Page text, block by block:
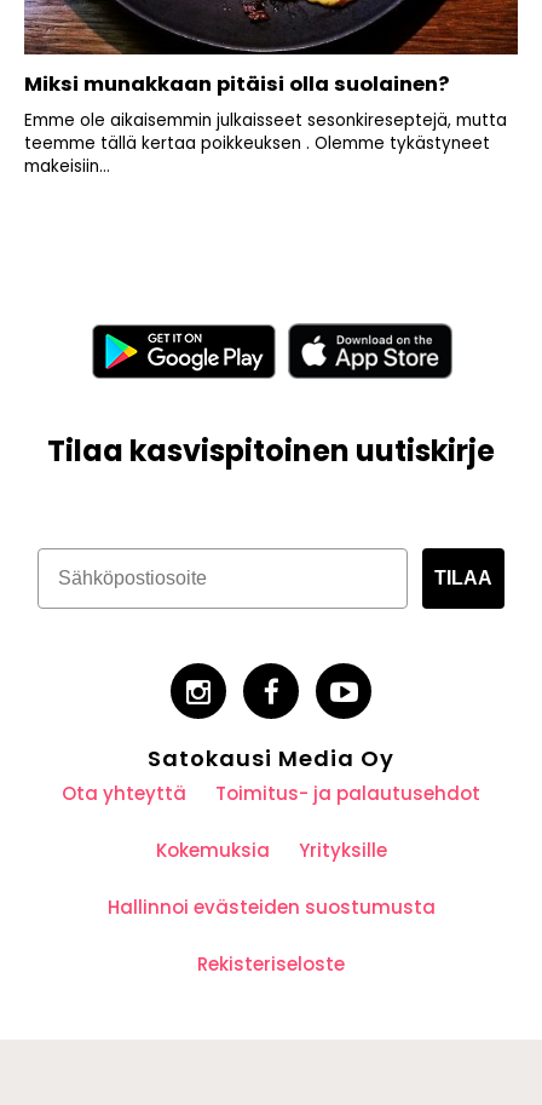
Miksi munakkaan pitäisi olla suolainen?
Emme ole aikaisemmin julkaisseet sesonkireseptejä, mutta
teemme tällä kertaa poikkeuksen . Olemme tykästyneet
makeisiin...
Tilaa kasvispitoinen uutiskirje
TILAA
Satokausi Media Oy
Ota yhteyttä Toimitus- ja palautusehdot
Kokemuksia Yrityksille
Hallinnoi evästeiden suostumusta
Rekisteriseloste